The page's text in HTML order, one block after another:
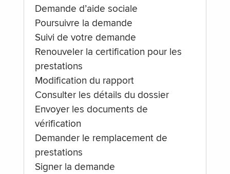
Demande d’aide sociale
Poursuivre la demande
Suivi de votre demande
Renouveler la certification pour les
prestations
Modification du rapport
Consulter les détails du dossier
Envoyer les documents de
vérification
Demander le remplacement de
prestations
Signer la demande